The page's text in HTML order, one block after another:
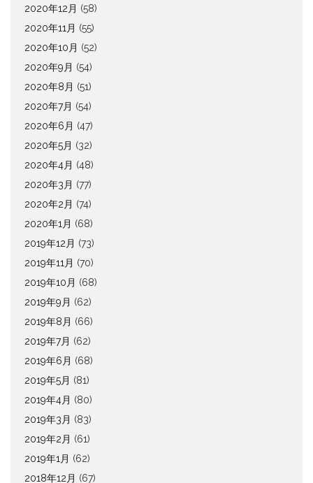
2020年12月 (58)
2020年11月 (55)
2020年10月 (52)
2020年9月 (54)
2020年8月 (51)
2020年7月 (54)
2020年6月 (47)
2020年5月 (32)
2020年4月 (48)
2020年3月 (77)
2020年2月 (74)
2020年1月 (68)
2019年12月 (73)
2019年11月 (70)
2019年10月 (68)
2019年9月 (62)
2019年8月 (66)
2019年7月 (62)
2019年6月 (68)
2019年5月 (81)
2019年4月 (80)
2019年3月 (83)
2019年2月 (61)
2019年1月 (62)
2018年12月 (67)